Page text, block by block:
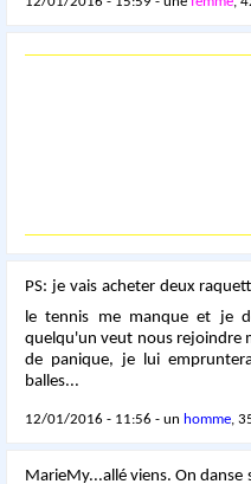
PS: je vais acheter deux
le tennis me manque et je
quelqu'un veut nous rejoindre
de panique, je lui
balles...
12/01/2016 - 11:56 - un homme,
MarieMy...allé viens. On